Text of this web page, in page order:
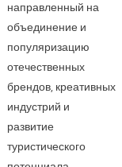
направленный на
объединение и
популяризацию
отечественных
брендов, креативных
индустрий и
развитие
туристического